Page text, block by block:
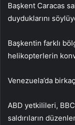
Başkent Caracas
duyduklarını
Başkentin farklı
helikopterlerin
Venezuela’da
ABD yetkilileri,
saldırıların